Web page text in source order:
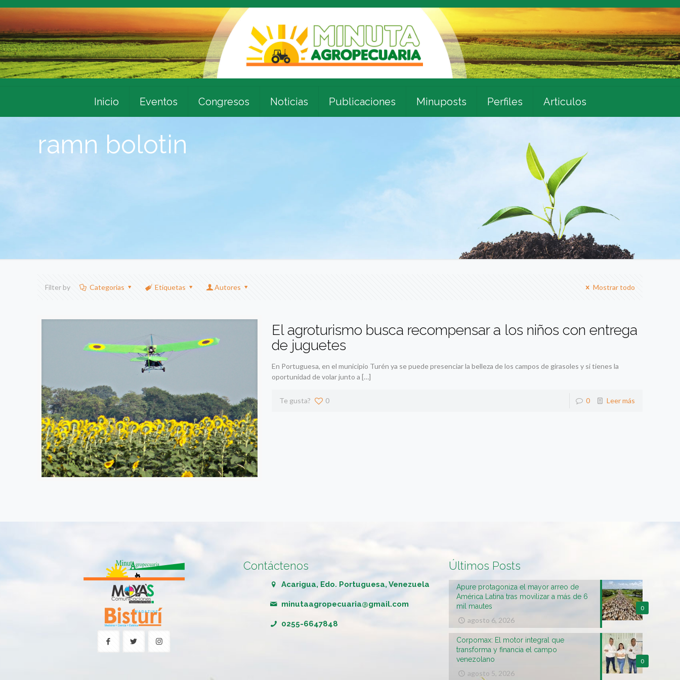
Inicio Eventos Congresos Noticias Publicaciones Minuposts Perfiles Articulos
ramn bolotin
Filter by Categorias Etiquetas Autores Mostrar todo
El agroturismo busca recompensar a los niños con entrega
de juguetes
En Portuguesa, en el municipio Turén ya se puede presenciar la belleza de los campos de girasoles y si tienes la
oportunidad de volar junto a […]
Te gusta? 0 0 Leer más
Contáctenos
Acarigua, Edo. Portuguesa, Venezuela
minutaagropecuaria@gmail.com
0255-6647848
Últimos Posts
0
Apure protagoniza el mayor arreo de
América Latina tras movilizar a más de 6
mil mautes
agosto 6, 2026
0
Corpomax: El motor integral que
transforma y financia el campo
venezolano
agosto 5, 2026